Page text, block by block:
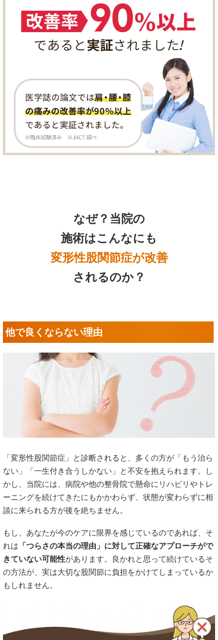
なぜ？当院の
施術はこんなにも
変形性股関節症が改善
されるのか？
他で良くならない理由
「変形性股関節症」と診断されると、多くの方が「もう治ら
ない」「一生付き合うしかない」と不安を抱えられます。し
かし、当院には、病院や他の整骨院で懸命にリハビリやトレ
ーニングを続けてきたにもかかわらず、状態が変わらずに相
談に来られる方が後を絶ちません。
もし、あなたが今のケアに限界を感じているのであれば、そ
れは 「つらさの本当の理由」に対して正確なアプローチがで
きていない可能性があります。良かれと思って続けているそ
の方法が、実は大切な股関節に負担をかけてしまっているか
もしれません。